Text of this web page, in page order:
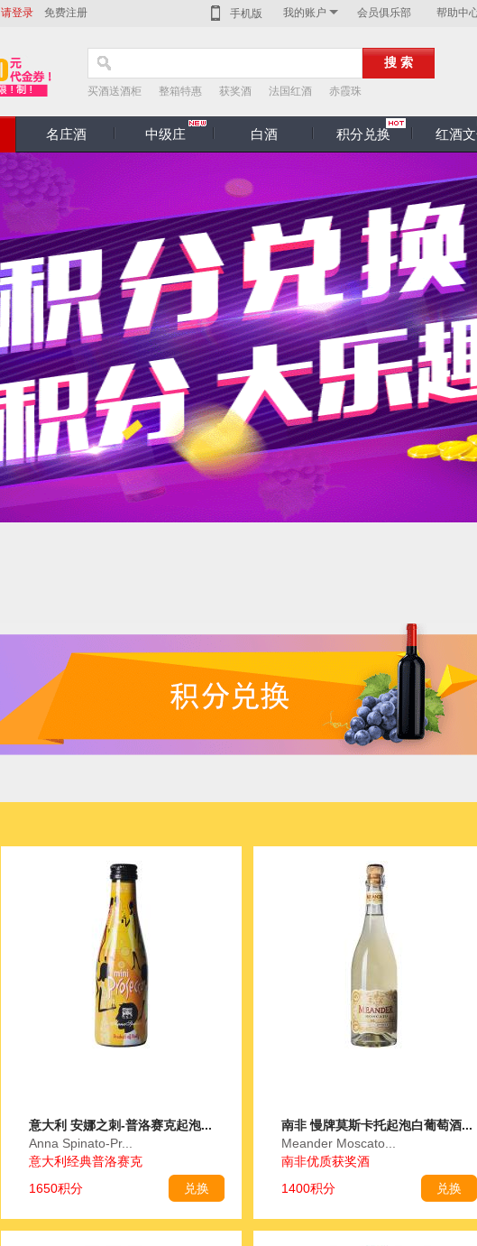
请登录 免费注册 手机版 我的账户 会员俱乐部 帮助中
买酒送酒柜 整箱特惠 获奖酒 法国红酒 赤霞珠
名庄酒 中级庄 白酒 积分兑换 红酒
意大利 安娜之刺-普洛赛克起泡...
Anna Spinato-Pr...
意大利经典普洛赛克
1650积分
兑换
南非 慢牌莫斯卡托起泡白葡萄酒...
Meander Moscato...
南非优质获奖酒
1400积分
兑换